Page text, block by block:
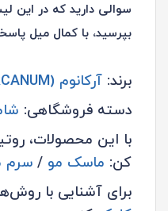
سوالی دارید که در
بپرسید، با کمال میل
برند: آرکانوم (ARCANUM)
دسته فروشگاهی:
با این محصولات،
کن: ماسک مو / سرم
برای آشنایی با